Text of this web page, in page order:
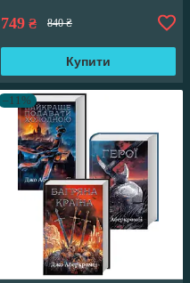
749 ₴ 840 ₴
Купити
–11%